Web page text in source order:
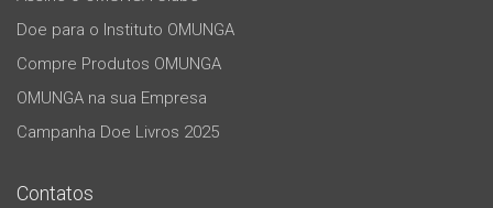
Doe para o Instituto OMUNGA
Compre Produtos OMUNGA
OMUNGA na sua Empresa
Campanha Doe Livros 2025
Contatos